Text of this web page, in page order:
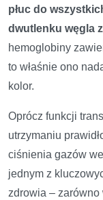
płuc do
dwutlenku węgla
hemoglobiny
to właśnie ono
kolor.
Oprócz funkcji
utrzymaniu
ciśnienia gazów
jednym z
zdrowia –